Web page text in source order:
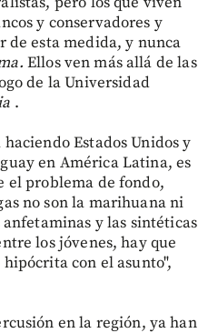
y conservadores y
de esta medida, y nunca
Ellosven más allá de las
de la Universidad
.
Estados Unidos y
en América Latina, es
el problema de fondo,
no son la marihuana ni
y las sintéticas
los jóvenes, hay que
con el asunto",
en la región, ya han